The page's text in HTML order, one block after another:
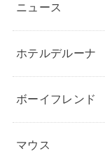
ニュース
ホテルデルーナ
ボーイフレンド
マウス